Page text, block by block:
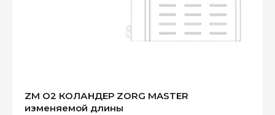
ZM O2 КОЛАНДЕР ZORG MASTER
изменяемой длины